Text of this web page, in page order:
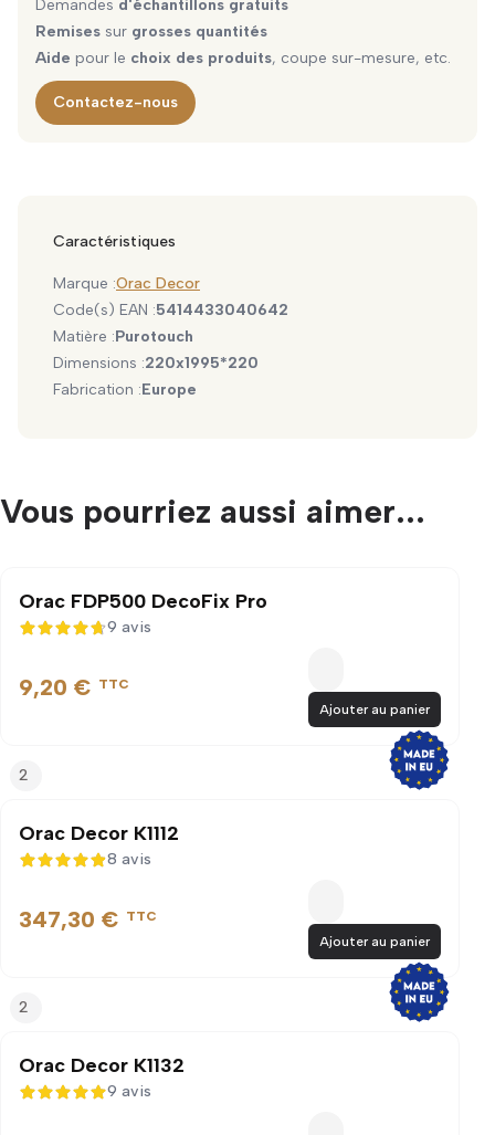
Demandes d'échantillons gratuits
Remises sur grosses quantités
Aide pour le choix des produits, coupe sur-mesure, etc.
Contactez-nous
Caractéristiques
Marque :Orac Decor
Code(s) EAN :5414433040642
Matière :Purotouch
Dimensions :220x1995*220
Fabrication :Europe
Vous pourriez aussi aimer...
Orac FDP500 DecoFix Pro
4,7 sur 5
9 avis
9,20 € TTC
Ajouter au panier
2
Orac Decor K1112
4,9 sur 5
8 avis
347,30 € TTC
Ajouter au panier
2
Orac Decor K1132
5 sur 5
9 avis